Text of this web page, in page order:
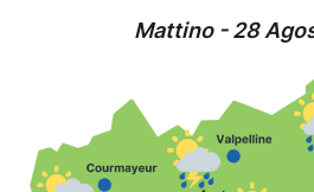
Mattino - 28